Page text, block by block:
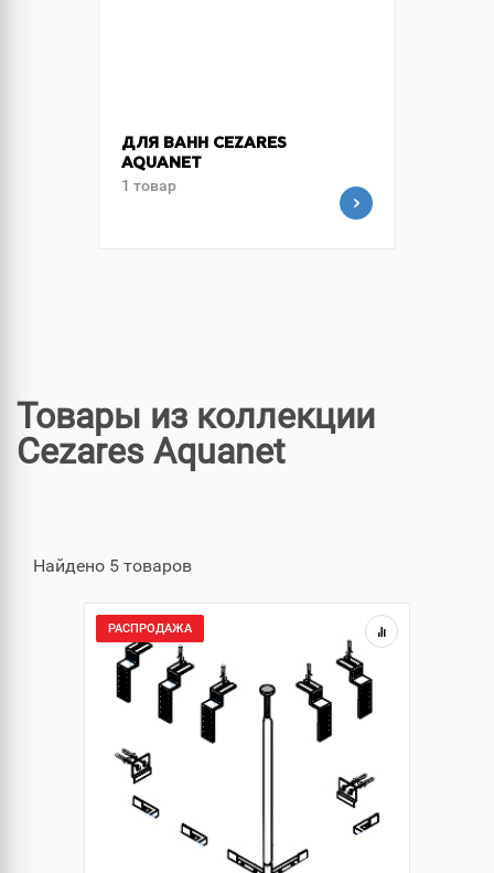
ДЛЯ ВАНН CEZARES
AQUANET
1 товар
Товары из коллекции
Cezares Aquanet
Найдено 5 товаров
РАСПРОДАЖА